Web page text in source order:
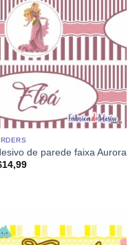
de parede faixa Aurora
14,99